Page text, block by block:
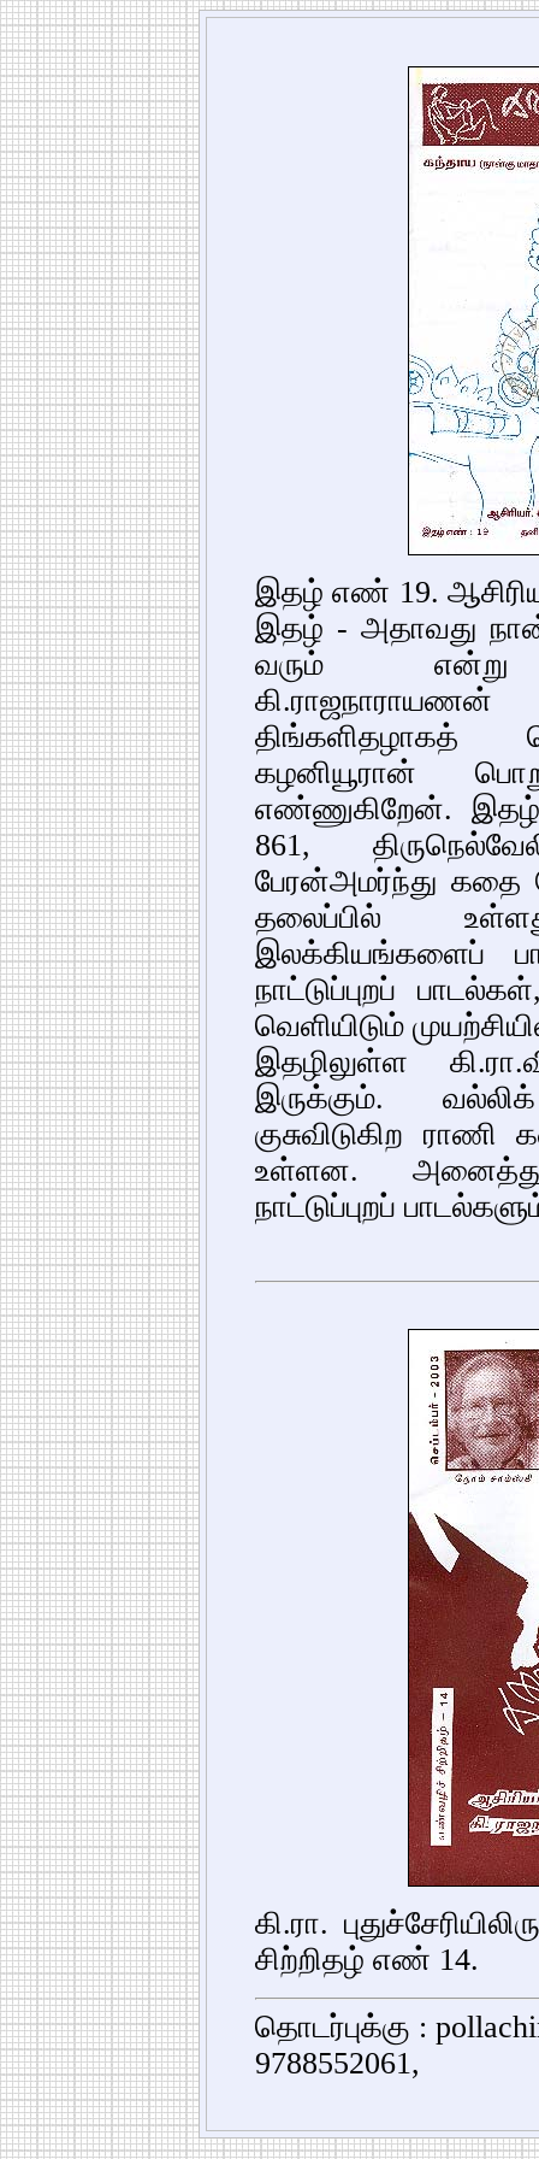
இதழ் எண் 19.
இதழ் - அதாவது
வரும் என்று
திங்களிதழாகத்
கழனியூரான்
எண்ணுகிறேன். இதழ்
861,
பேரன்அமர்ந்து கதை
தலைப்பில்
இலக்கியங்களைப்
நாட்டுப்புறப்
வெளியிடும்
இதழிலுள்ள
இருக்கும்.
குசுவிடுகிற
உள்ளன.
நாட்டுப்புறப்
கி.ரா.
சிற்றிதழ் எண் 14.
தொடர்புக்கு :
9788552061,